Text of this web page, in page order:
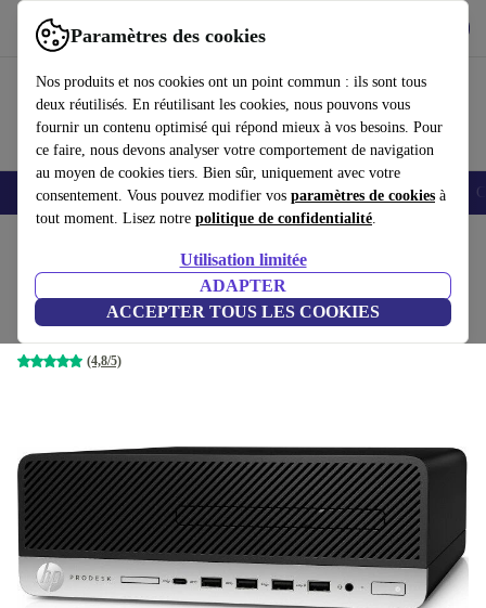
Paramètres des cookies
Nos produits et nos cookies ont un point commun : ils sont tous
deux réutilisés. En réutilisant les cookies, nous pouvons vous
fournir un contenu optimisé qui répond mieux à vos besoins. Pour
ce faire, nous devons analyser votre comportement de navigation
au moyen de cookies tiers. Bien sûr, uniquement avec votre
consentement. Vous pouvez modifier vos paramètres de cookies à
tout moment. Lisez notre politique de confidentialité.
Utilisation limitée
ADAPTER
ACCEPTER TOUS LES COOKIES
Utilisez refurbed rapidement et facilement
Smartphones Laptops Tablettes Montres connectées Accessoires
HP ProDesk 600 G5 SFF
i3-9100 | 8 GB | 256 GB SSD | Win 11 Pro
(4,8/5)
229,99 €